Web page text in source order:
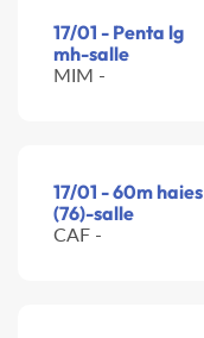
17/01 - Penta lg
mh-salle
MIM -
17/01 - 60m haies
(76)-salle
CAF -